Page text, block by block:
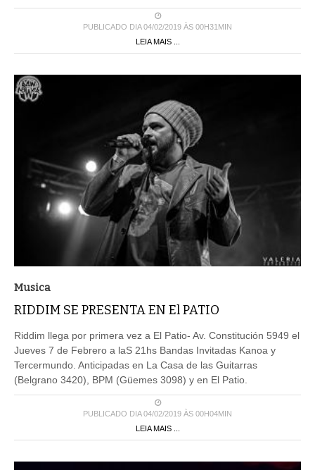
PUBLICADO DIA 04/02/2019 ÀS 00H31MIN
LEIA MAIS ...
Musica
RIDDIM SE PRESENTA EN El PATIO
Riddim llega por primera vez a El Patio- Av. Constitución 5949 el
Jueves 7 de Febrero a laS 21hs Bandas Invitadas Kanoa y
Tercermundo. Anticipadas en La Casa de las Guitarras
(Belgrano 3420), BPM (Güemes 3098) y en El Patio.
PUBLICADO DIA 04/02/2019 ÀS 00H04MIN
LEIA MAIS ...